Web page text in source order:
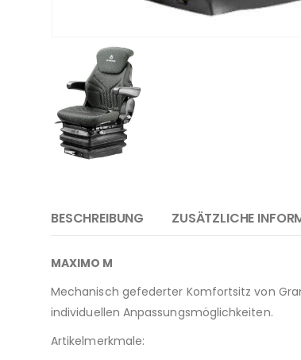
BESCHREIBUNG ZUSÄTZLICHE
MAXIMO M
Mechanisch gefederter Komfortsitz von
individuellen Anpassungsmöglichkeiten.
Artikelmerkmale: